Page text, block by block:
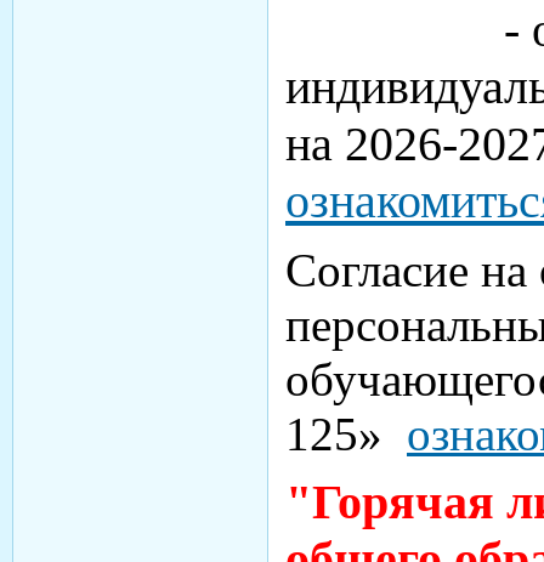
- о
на 2026-
Согласие на
125»
"Горячая